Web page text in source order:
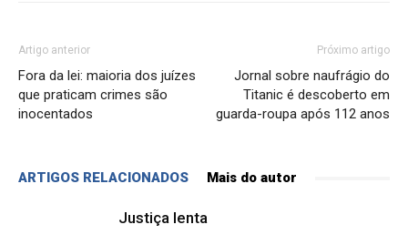
Artigo anterior
Fora da lei: maioria dos juízes
que praticam crimes são
inocentados
Próximo artigo
Jornal sobre naufrágio do
Titanic é descoberto em
guarda-roupa após 112 anos
ARTIGOS RELACIONADOS Mais do autor
Justiça lenta